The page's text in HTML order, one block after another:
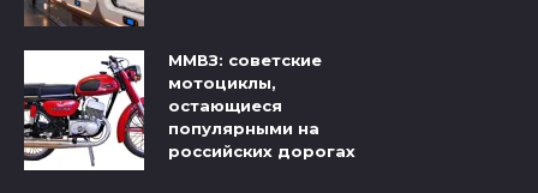
ММВЗ: советские
мотоциклы,
остающиеся
популярными на
российских дорогах